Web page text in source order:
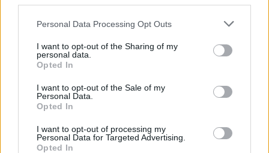
Personal Data Processing Opt Outs
I want to opt-out of the Sharing of my
personal data.
Opted In
I want to opt-out of the Sale of my
Personal Data.
Opted In
I want to opt-out of processing my
Personal Data for Targeted Advertising.
Opted In